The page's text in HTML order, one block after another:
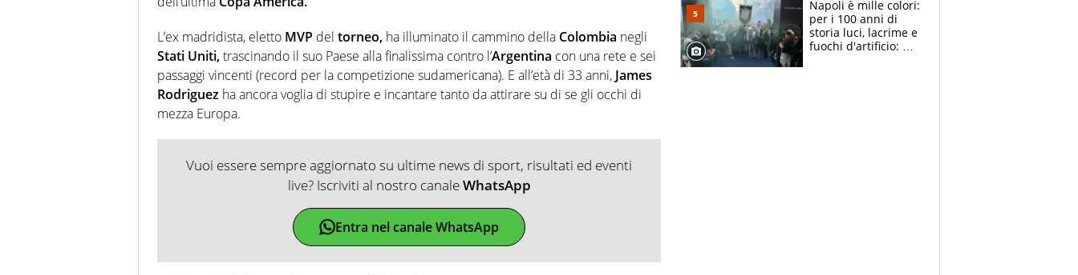
L’ex madridista, eletto MVP del torneo, ha illuminato il cammino della Colombia negli
Stati Uniti,trascinando il suo Paese alla finalissima contro l’Argentina con una rete e sei
passaggi vincenti (record per la competizione sudamericana). E all’età di 33 anni, James
Rodriguez ha ancora voglia di stupire e incantare tanto da attirare su di se gli occhi di
mezza Europa.
Vuoi essere sempre aggiornato su ultime news di sport, risultati ed eventi
live? Iscriviti al nostro canaleWhatsApp
Entra nel canale WhatsApp
Napoli è mille colori:
per i 100 anni di
storia luci, lacrime e
fuochi d'artificio: De